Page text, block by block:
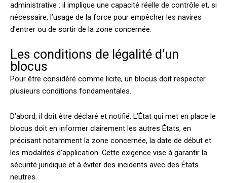
administrative : il implique une capacité réelle de contrôle et, si
nécessaire, l’usage de la force pour empêcher les navires
d’entrer ou de sortir de la zone concernée.
Les conditions de légalité d’un
blocus
Pour être considéré comme licite, un blocus doit respecter
plusieurs conditions fondamentales.
D’abord, il doit être déclaré et notifié. L’État qui met en place le
blocus doit en informer clairement les autres États, en
précisant notamment la zone concernée, la date de début et
les modalités d’application. Cette exigence vise à garantir la
sécurité juridique et à éviter des incidents avec des États
neutres.